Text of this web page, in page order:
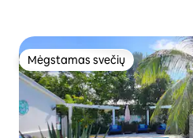
Mėgstamas svečių
Mėgstamas svečių